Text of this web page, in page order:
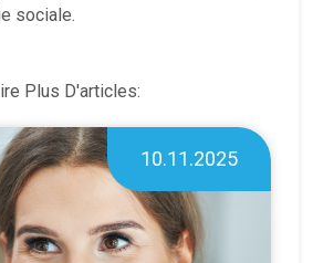
sociale.
Plus D'articles:
10.11.2025